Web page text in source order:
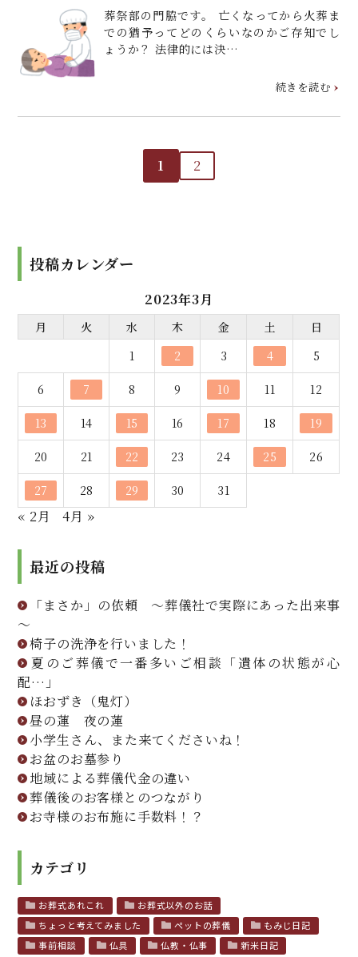
葬祭部の門脇です。 亡くなってから火葬ま
での猶予ってどのくらいなのかご存知でし
ょうか？ 法律的には決…
続きを読む
1 2
投稿カレンダー
2023年3月
月 火 水 木 金 土
日
1
2 3 4 5
6 7 8 9 10 11 12
13 14 15 16 17 18 19
20 21 22 23 24 25 26
27 28 29 30 31
« 2月 4月 »
最近の投稿
「まさか」の依頼 ～葬儀社で実際にあった出来事
～
椅子の洗浄を行いました！
夏のご葬儀で一番多いご相談「遺体の状態が心
配…」
ほおずき（鬼灯）
昼の蓮 夜の蓮
小学生さん、また来てくださいね！
お盆のお墓参り
地域による葬儀代金の違い
葬儀後のお客様とのつながり
お寺様のお布施に手数料！？
カテゴリ
お葬式あれこれ
お葬式以外のお話
ちょっと考えてみました
ペットの葬儀
もみじ日記
事前相談
仏具 仏教・仏事 新米日記